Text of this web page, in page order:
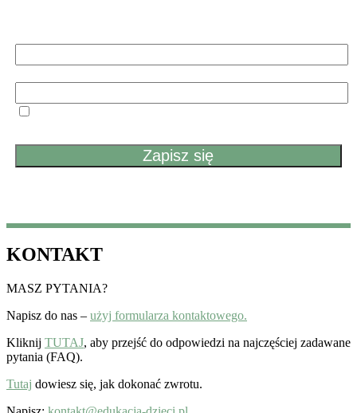
KONTAKT
MASZ PYTANIA?
Napisz do nas – użyj formularza kontaktowego.
Kliknij TUTAJ, aby przejść do odpowiedzi na najczęściej zadawane
pytania (FAQ).
Tutaj dowiesz się, jak dokonać zwrotu.